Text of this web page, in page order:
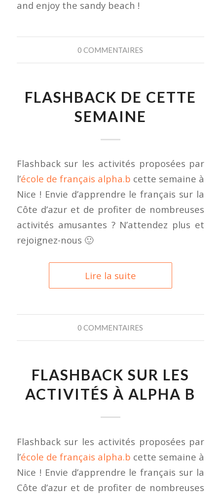
and enjoy the sandy beach !
0 COMMENTAIRES
FLASHBACK DE CETTE
SEMAINE
Flashback sur les activités proposées par
l’école de français alpha.b cette semaine à
Nice ! Envie d’apprendre le français sur la
Côte d’azur et de profiter de nombreuses
activités amusantes ? N’attendez plus et
rejoignez-nous 🙂
Lire la suite
0 COMMENTAIRES
FLASHBACK SUR LES
ACTIVITÉS À ALPHA B
Flashback sur les activités proposées par
l’école de français alpha.b cette semaine à
Nice ! Envie d’apprendre le français sur la
Côte d’azur et de profiter de nombreuses